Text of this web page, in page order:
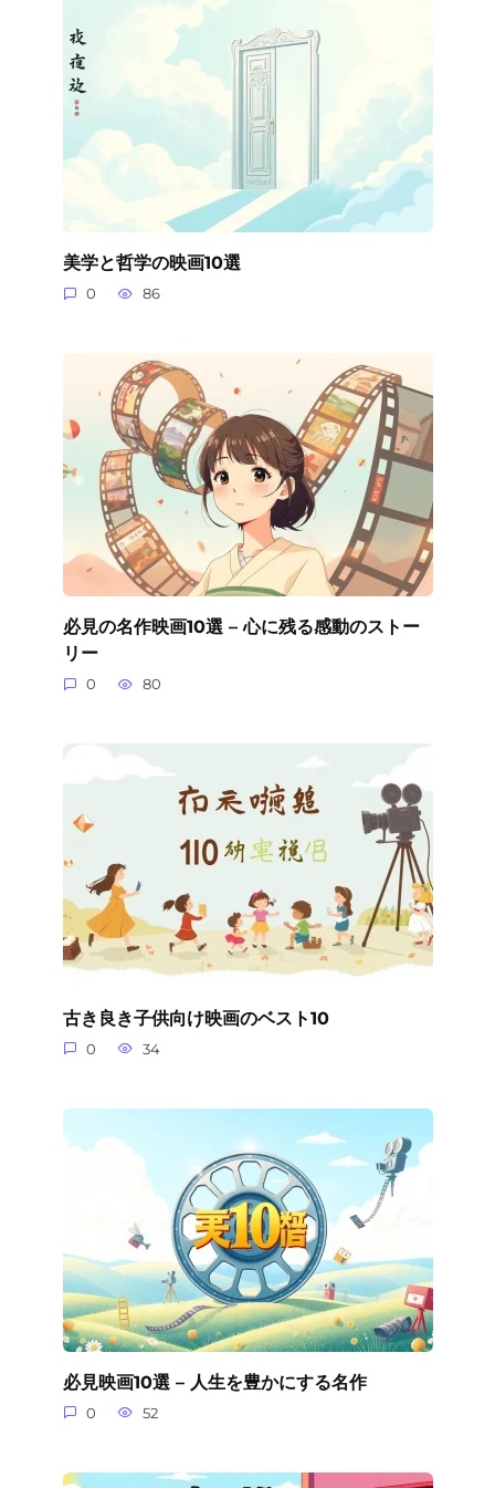
美学と哲学の映画10選
0 86
必見の名作映画10選 – 心に残る感動のストー
リー
0 80
古き良き子供向け映画のベスト10
0 34
必見映画10選 – 人生を豊かにする名作
0 52